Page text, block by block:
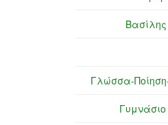
Γλώσσα-
Γυμνάσιο